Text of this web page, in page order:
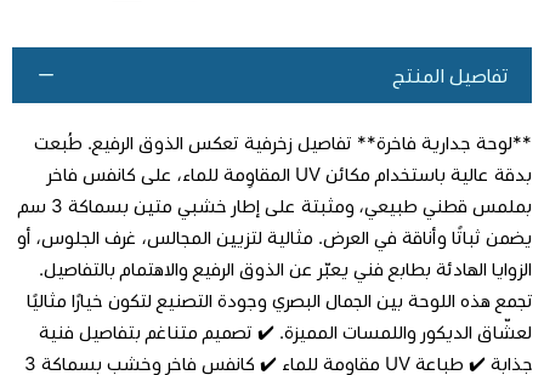
تفاصيل المنتج
**لوحة جدارية فاخرة** تفاصيل زخرفية تعكس الذوق الرفيع. طُبعت
بدقة عالية باستخدام مكائن UV المقاوِمة للماء، على كانفس فاخر
بملمس قطني طبيعي، ومثبتة على إطار خشبي متين بسماكة 3 سم
يضمن ثباتًا وأناقة في العرض. مثالية لتزيين المجالس، غرف الجلوس، أو
الزوايا الهادئة بطابع فني يعبّر عن الذوق الرفيع والاهتمام بالتفاصيل.
تجمع هذه اللوحة بين الجمال البصري وجودة التصنيع لتكون خيارًا مثاليًا
لعشّاق الديكور واللمسات المميزة. ✔️ تصميم متناغم بتفاصيل فنية
جذابة ✔️ طباعة UV مقاومة للماء ✔️ كانفس فاخر وخشب بسماكة 3